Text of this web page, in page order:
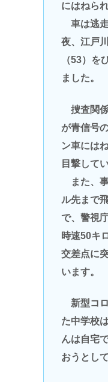
にはねら
車は逃走
夜、江戸
（53）を
ました。
捜査関
が青信号
ン車には
目撃して
また、事
ル先まで
で、警視
時速50キ
交差点に
います。
新型コロ
た中学校
んは自宅
おうとし